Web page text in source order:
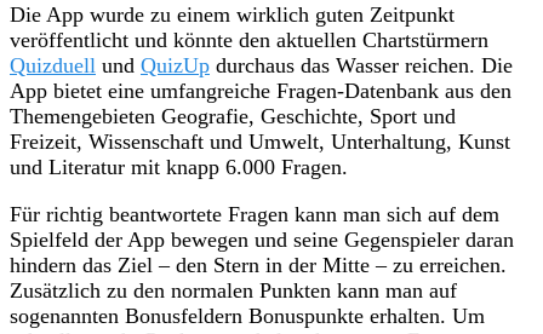
Die App wurde zu einem wirklich guten Zeitpunkt
veröffentlicht und könnte den aktuellen Chartstürmern
Quizduell und QuizUp durchaus das Wasser reichen. Die
App bietet eine umfangreiche Fragen-Datenbank aus den
Themengebieten Geografie, Geschichte, Sport und
Freizeit, Wissenschaft und Umwelt, Unterhaltung, Kunst
und Literatur mit knapp 6.000 Fragen.
Für richtig beantwortete Fragen kann man sich auf dem
Spielfeld der App bewegen und seine Gegenspieler daran
hindern das Ziel – den Stern in der Mitte – zu erreichen.
Zusätzlich zu den normalen Punkten kann man auf
sogenannten Bonusfeldern Bonuspunkte erhalten. Um